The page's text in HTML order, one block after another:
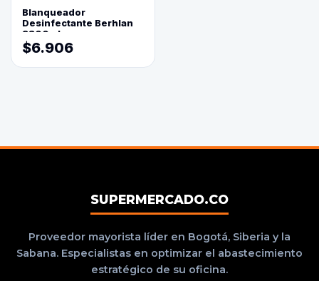
Blanqueador
Desinfectante Berhlan
3800ml
$6.906
SUPERMERCADO.CO
Proveedor mayorista líder en Bogotá, Siberia y la
Sabana. Especialistas en optimizar el abastecimiento
estratégico de su oficina.